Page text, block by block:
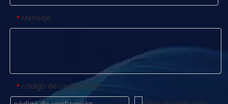
* Mensaje
* código de verificación